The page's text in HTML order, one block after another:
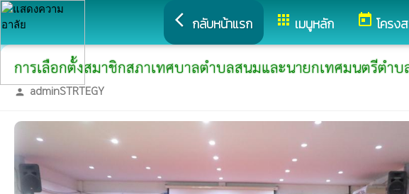
arrow_back_ios กลับหน้าแรก apps เมนูหลัก today โครง
การเลือกตั้งสมาชิกสภาเทศบาลตำบลสนมและนายกเทศมนตรีตำ
person adminSTRTEGY